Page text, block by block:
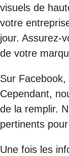
visuels de
votre
jour. Assurez-
de votre
Sur
Cependant,
de la remplir.
pertinents
Une fois les